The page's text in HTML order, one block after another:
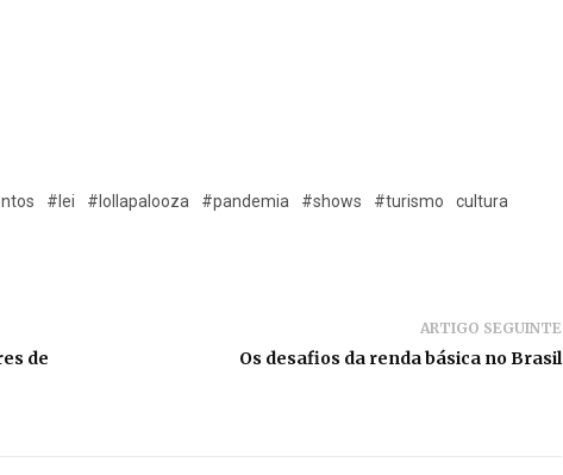
#lei #lollapalooza #pandemia #shows #turismo
cultura
de
ARTIGO SEGUINTE
Os desafios da renda básica no Brasil